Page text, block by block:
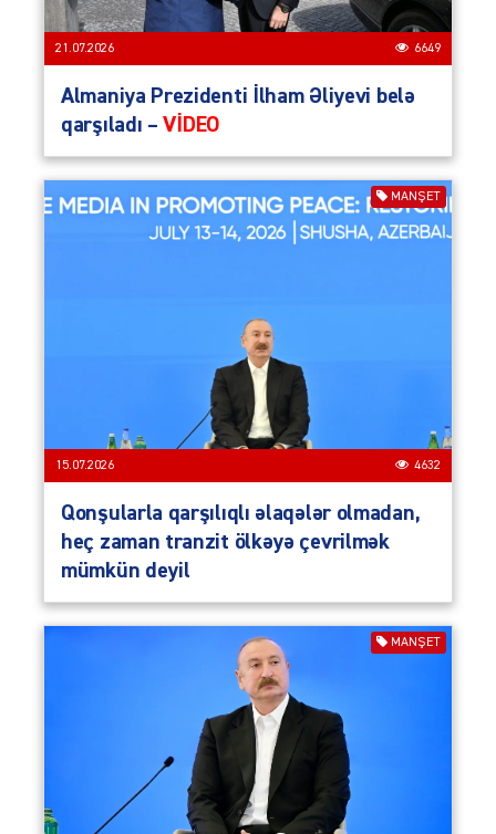
21.07.2026 6649
Almaniya Prezidenti İlham Əliyevi belə
qarşıladı –VİDEO
MANŞET
15.07.2026 4632
Qonşularla qarşılıqlı əlaqələr olmadan,
heç zaman tranzit ölkəyə çevrilmək
mümkün deyil
MANŞET